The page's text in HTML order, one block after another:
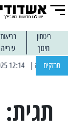
ביטחון בריאות
חינוך
עירייה
מבזקים | 12:14 13/01/2025 אחרי שבוע: הוסר איסור הרחצה בחופי אשדוד
תגית: